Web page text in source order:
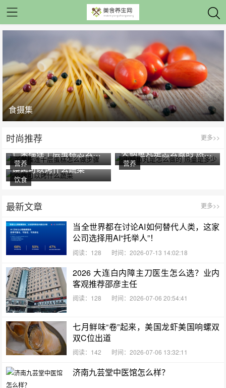
食摄集
时尚推荐 更多>>
芒果榴莲千层蛋糕怎么做步骤
营养
火锅鱼丸是怎么做的 热量是多少
营养
烧烤可以烤什么蔬菜
饮食
最新文章 更多>>
当全世界都在讨论AI如何替代人类，这家
公司选择用AI“托举人”！
阅读：128 时间：2026-07-13 14:02:18
2026 大连白内障主刀医生怎么选？业内
客观推荐邵彦主任
阅读：128 时间：2026-07-06 20:54:41
七月鲜味“卷”起来，美国龙虾美国响螺双
双C位出道
阅读：142 时间：2026-07-06 13:32:11
济南九芸堂中医馆怎么样？